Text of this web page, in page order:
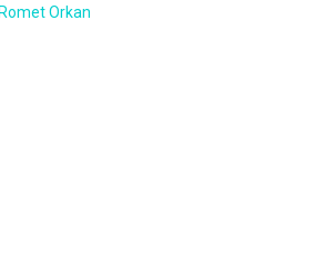
Romet Orkan